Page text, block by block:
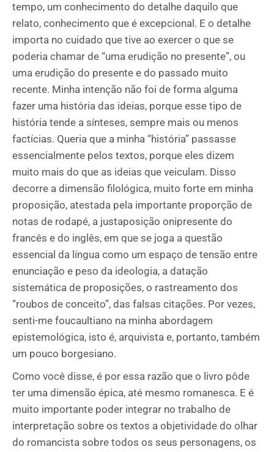
tempo, um conhecimento do detalhe daquilo que
relato, conhecimento que é excepcional. E o detalhe
importa no cuidado que tive ao exercer o que se
poderia chamar de “uma erudição no presente”, ou
uma erudição do presente e do passado muito
recente. Minha intenção não foi de forma alguma
fazer uma história das ideias, porque esse tipo de
história tende a sínteses, sempre mais ou menos
factícias. Queria que a minha “história” passasse
essencialmente pelos textos, porque eles dizem
muito mais do que as ideias que veiculam. Disso
decorre a dimensão filológica, muito forte em minha
proposição, atestada pela importante proporção de
notas de rodapé, a justaposição onipresente do
francês e do inglês, em que se joga a questão
essencial da língua como um espaço de tensão entre
enunciação e peso da ideologia, a datação
sistemática de proposições, o rastreamento dos
“roubos de conceito”, das falsas citações. Por vezes,
senti-me foucaultiano na minha abordagem
epistemológica, isto é, arquivista e, portanto, também
um pouco borgesiano.
Como você disse, é por essa razão que o livro pôde
ter uma dimensão épica, até mesmo romanesca. E é
muito importante poder integrar no trabalho de
interpretação sobre os textos a objetividade do olhar
do romancista sobre todos os seus personagens, os